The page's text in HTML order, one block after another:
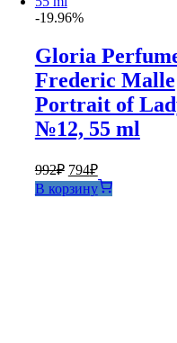
-19.96%
Gloria
Frederic Malle
Portrait of
№12, 55 ml
992₽ Первоначальная
цена
составляла
794₽Текущая
цена:
794₽.
В корзину